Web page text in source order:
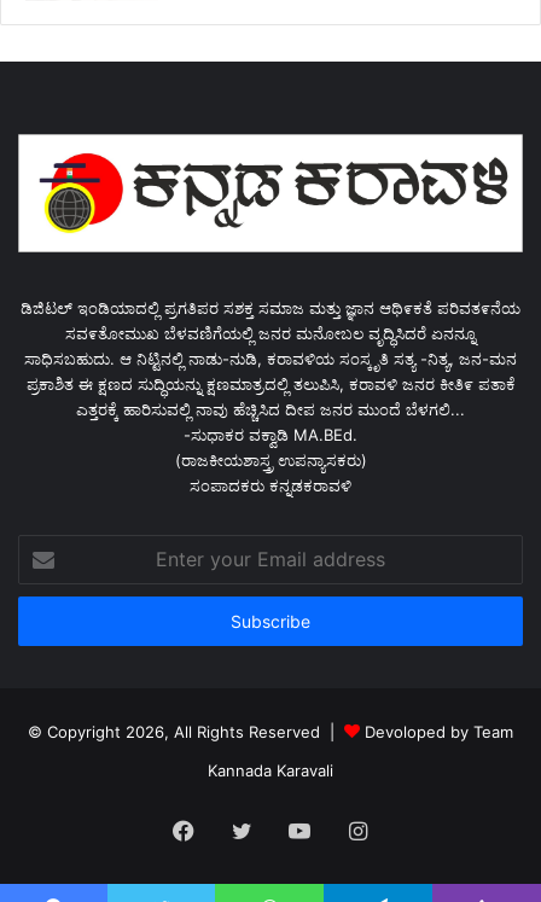
ಡಿಜಿಟಲ್ ಇಂಡಿಯಾದಲ್ಲಿ ಪ್ರಗತಿಪರ ಸಶಕ್ತ ಸಮಾಜ ಮತ್ತು ಜ್ಞಾನ ಆಥಿ೯ಕತೆ ಪರಿವತ೯ನೆಯ
ಸವ೯ತೋಮುಖ ಬೆಳವಣಿಗೆಯಲ್ಲಿ ಜನರ ಮನೋಬಲ ವೃದ್ಧಿಸಿದರೆ ಏನನ್ನೂ
ಸಾಧಿಸಬಹುದು. ಆ ನಿಟ್ಟಿನಲ್ಲಿ ನಾಡು-ನುಡಿ, ಕರಾವಳಿಯ ಸಂಸ್ಕೃತಿ ಸತ್ಯ -ನಿತ್ಯ, ಜನ-ಮನ
ಪ್ರಕಾಶಿತ ಈ ಕ್ಷಣದ ಸುದ್ಧಿಯನ್ನು ಕ್ಷಣಮಾತ್ರದಲ್ಲಿ ತಲುಪಿಸಿ, ಕರಾವಳಿ ಜನರ ಕೀತಿ೯ ಪತಾಕೆ
ಎತ್ತರಕ್ಕೆ ಹಾರಿಸುವಲ್ಲಿ ನಾವು ಹೆಚ್ಚಿಸಿದ ದೀಪ ಜನರ ಮುಂದೆ ಬೆಳಗಲಿ...
-ಸುಧಾಕರ ವಕ್ವಾಡಿ MA.BEd.
(ರಾಜಕೀಯಶಾಸ್ತ್ರ ಉಪನ್ಯಾಸಕರು)
ಸಂಪಾದಕರು ಕನ್ನಡಕರಾವಳಿ
your
Email
© Copyright 2026, All Rights Reserved |
Devoloped by Team
Kannada Karavali
Facebook
TwitterYouTubeInstagram